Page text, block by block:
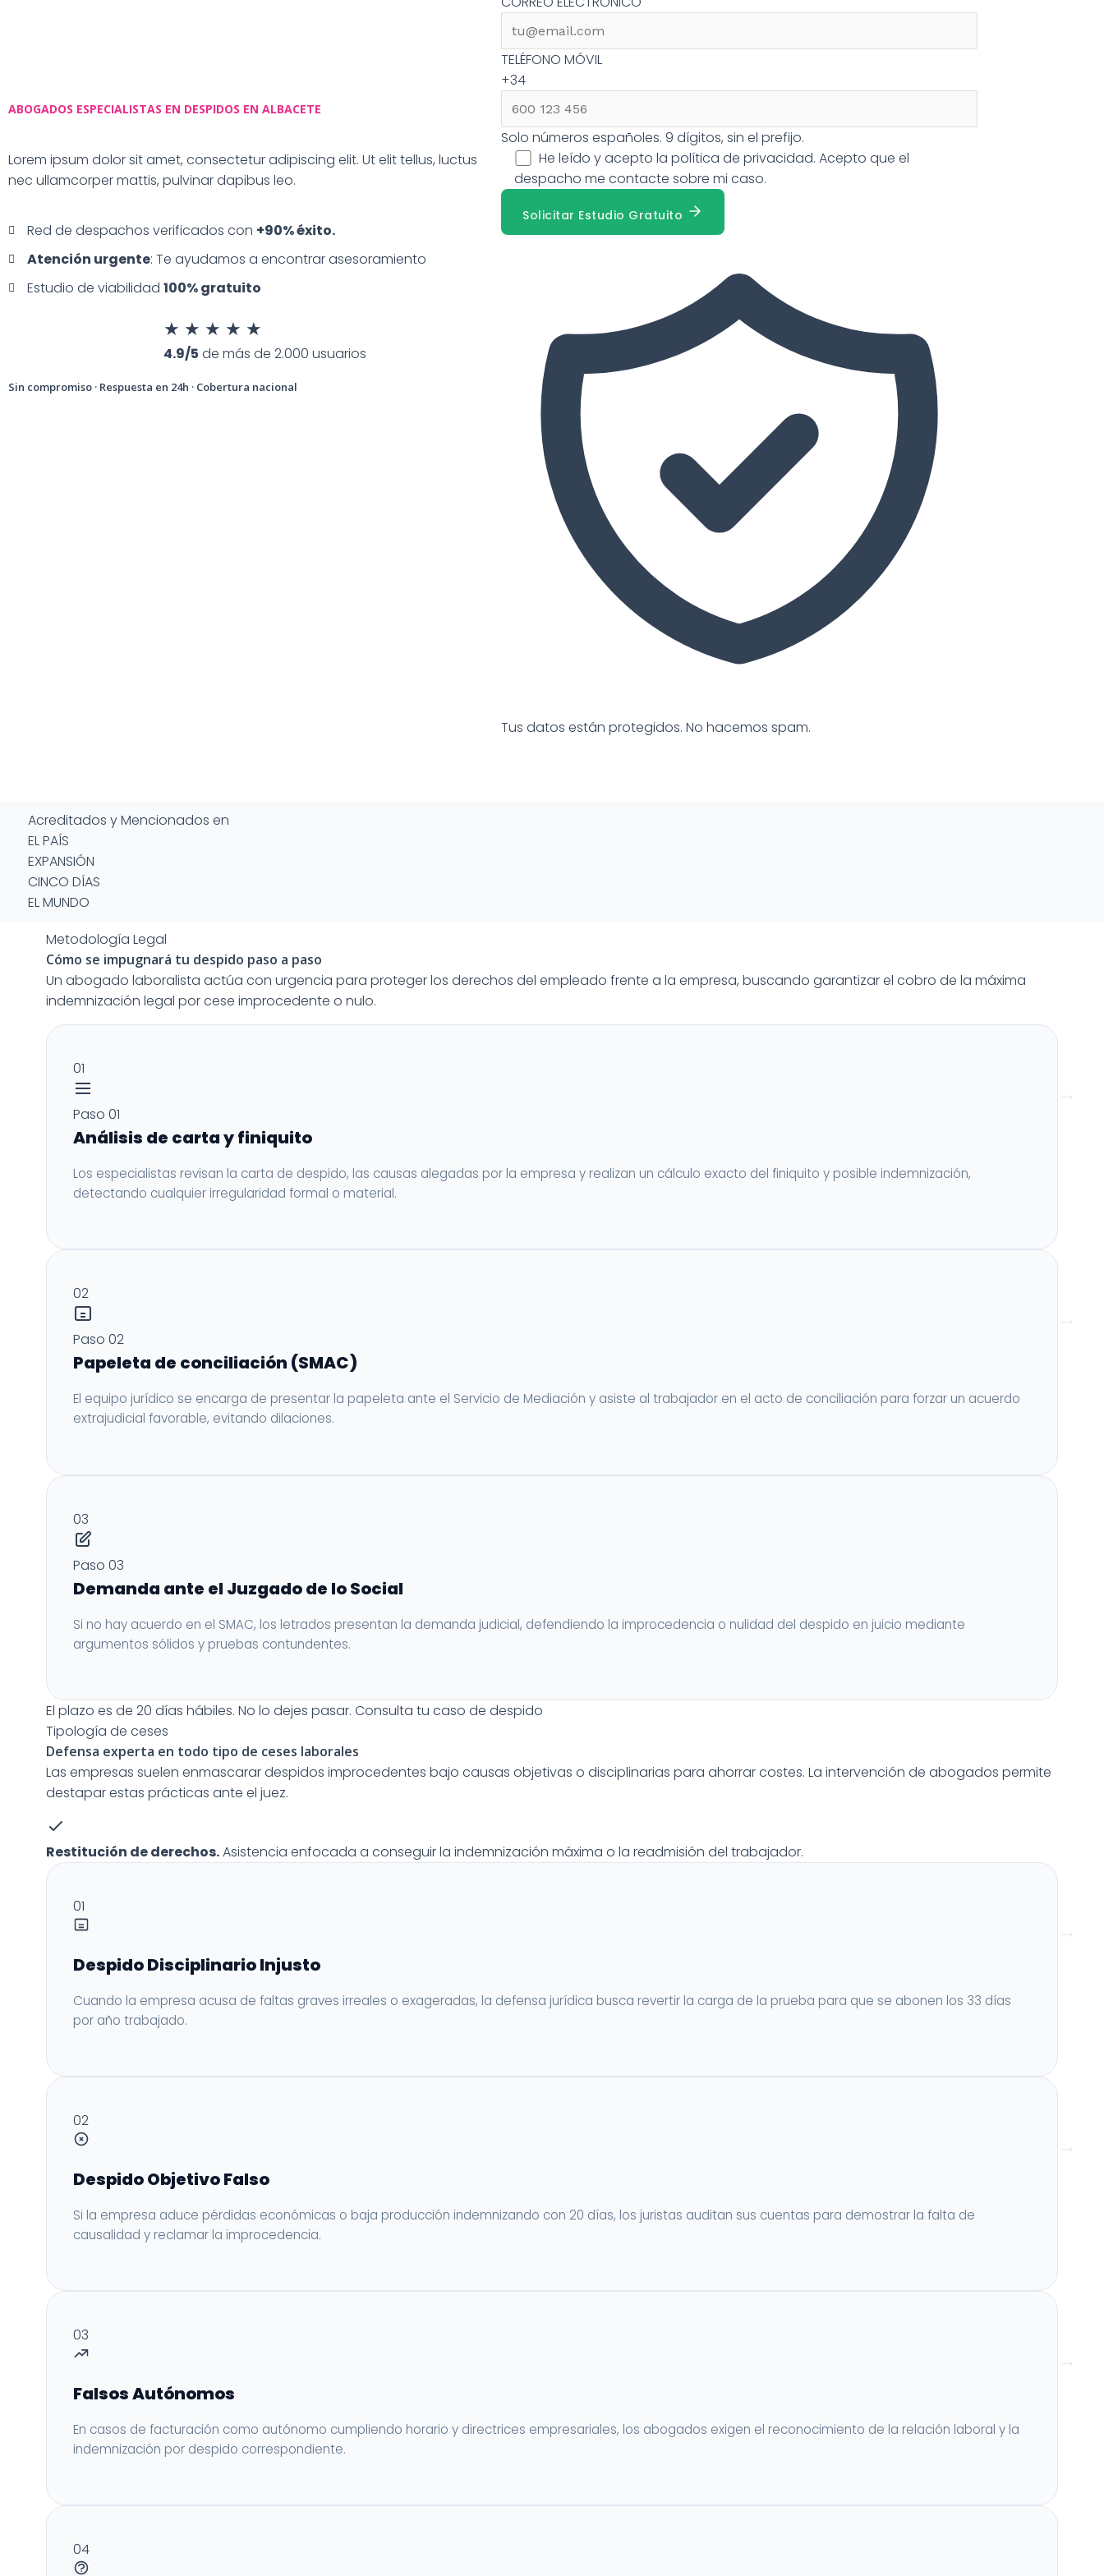
ABOGADOS ESPECIALISTAS EN DESPIDOS EN ALBACETE
Lorem ipsum dolor sit amet, consectetur adipiscing elit. Ut elit tellus, luctus
nec ullamcorper mattis, pulvinar dapibus leo.
Red de despachos verificados con +90% éxito.
Atención urgente: Te ayudamos a encontrar asesoramiento
Estudio de viabilidad 100% gratuito
★ ★ ★ ★ ★
4.9/5 de más de 2.000 usuarios
Sin compromiso · Respuesta en 24h · Cobertura nacional
TELÉFONO MÓVIL
+34
Solo números españoles. 9 dígitos, sin el prefijo.
He leído y acepto lapolítica de privacidad. Acepto que el
despacho me contacte sobre mi caso.
Solicitar Estudio Gratuito
Tus datos están protegidos. No hacemos spam.
Acreditados y Mencionados en
EL PAÍS
EXPANSIÓN
CINCO DÍAS
EL MUNDO
Metodología Legal
Cómo se impugnará tu despido paso a paso
Un abogado laboralista actúa con urgencia para proteger los derechos del empleado frente a la empresa, buscando garantizar el cobro de la máxima
indemnización legal por cese improcedente o nulo.
01
Paso 01
Análisis de carta y finiquito
Los especialistas revisan la carta de despido, las causas alegadas por la empresa y realizan un cálculo exacto del finiquito y posible indemnización,
detectando cualquier irregularidad formal o material.
02
Paso 02
Papeleta de conciliación (SMAC)
El equipo jurídico se encarga de presentar la papeleta ante el Servicio de Mediación y asiste al trabajador en el acto de conciliación para forzar un acuerdo
extrajudicial favorable, evitando dilaciones.
03
Paso 03
Demanda ante el Juzgado de lo Social
Si no hay acuerdo en el SMAC, los letrados presentan la demanda judicial, defendiendo la improcedencia o nulidad del despido en juicio mediante
argumentos sólidos y pruebas contundentes.
El plazo es de 20 días hábiles. No lo dejes pasar. Consulta tu caso de despido
Tipología de ceses
Defensa experta en todo tipo de ceses laborales
Las empresas suelen enmascarar despidos improcedentes bajo causas objetivas o disciplinarias para ahorrar costes. La intervención de abogados permite
destapar estas prácticas ante el juez.
Restitución de derechos.Asistencia enfocada a conseguir la indemnización máxima o la readmisión del trabajador.
01
Despido Disciplinario Injusto
Cuando la empresa acusa de faltas graves irreales o exageradas, la defensa jurídica busca revertir la carga de la prueba para que se abonen los 33 días
por año trabajado.
02
Despido Objetivo Falso
Si la empresa aduce pérdidas económicas o baja producción indemnizando con 20 días, los juristas auditan sus cuentas para demostrar la falta de
causalidad y reclamar la improcedencia.
03
Falsos Autónomos
En casos de facturación como autónomo cumpliendo horario y directrices empresariales, los abogados exigen el reconocimiento de la relación laboral y la
indemnización por despido correspondiente.
04